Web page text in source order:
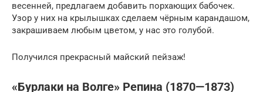
весенней, предлагаем добавить порхающих бабочек.
Узор у них на крылышках сделаем чёрным карандашом,
закрашиваем любым цветом, у нас это голубой.
Получился прекрасный майский пейзаж!
«Бурлаки на Волге» Репина (1870—1873)